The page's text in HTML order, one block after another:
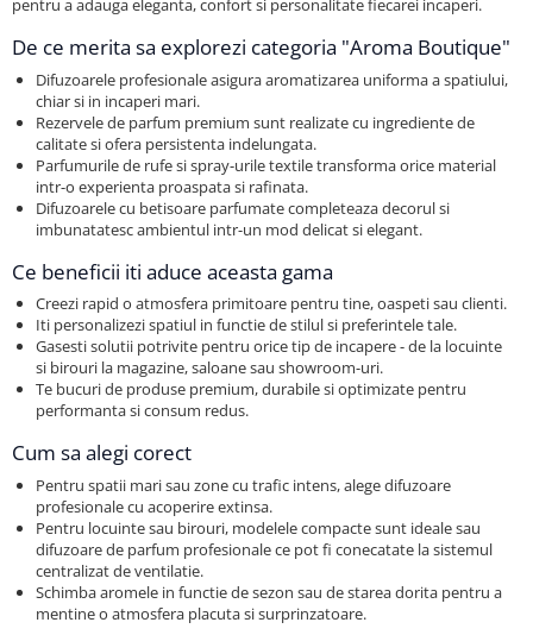
Cearceaf cu elastic
Cearceaf normal
Lenjerii De Pat Creponate
Lenjerii De Pat Bumbac Poplin 2
Persoane
Lenjerii De Pat Bumbac Poplin,
Matlasate, 2 Persoane
Lenjerii De Pat Bumbac Satinat 2
Lenjerii De Pat Volanase
Lenjerii De Pat, Finet Premium 3D,
2 Persoane
Lenjerii De Pat Jacquard
Lenjerii De Pat Catifea
Lenjerii De Pat Cocolino
Set Lenjerie De Pat Blana
Artificiala De Iepure, 6 Piese, 2
Persoane
Set Lenjerie Pat Blanita Iepure, 6
Piese, Cu Pilota Inclusa
Lenjerii De Pat Premium Collection
pentru a adauga eleganta, confort si personalitate fiecarei incaperi.
De ce merita sa explorezi categoria "Aroma Boutique"
Difuzoarele profesionale asigura aromatizarea uniforma a spatiului,
chiar si in incaperi mari.
Rezervele de parfum premium sunt realizate cu ingrediente de
calitate si ofera persistenta indelungata.
Parfumurile de rufe si spray-urile textile transforma orice material
intr-o experienta proaspata si rafinata.
Difuzoarele cu betisoare parfumate completeaza decorul si
imbunatatesc ambientul intr-un mod delicat si elegant.
Ce beneficii iti aduce aceasta gama
Creezi rapid o atmosfera primitoare pentru tine, oaspeti sau clienti.
Iti personalizezi spatiul in functie de stilul si preferintele tale.
Gasesti solutii potrivite pentru orice tip de incapere - de la locuinte
si birouri la magazine, saloane sau showroom-uri.
Te bucuri de produse premium, durabile si optimizate pentru
performanta si consum redus.
Cum sa alegi corect
Pentru spatii mari sau zone cu trafic intens, alege difuzoare
profesionale cu acoperire extinsa.
Pentru locuinte sau birouri, modelele compacte sunt ideale sau
difuzoare de parfum profesionale ce pot fi conecatate la sistemul
centralizat de ventilatie.
Schimba aromele in functie de sezon sau de starea dorita pentru a
mentine o atmosfera placuta si surprinzatoare.